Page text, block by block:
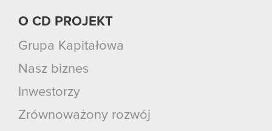
O CD PROJEKT
Grupa Kapitałowa
Nasz biznes
Inwestorzy
Zrównoważony rozwój